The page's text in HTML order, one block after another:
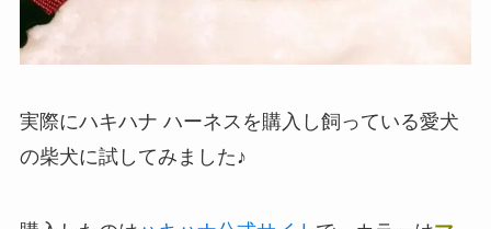
実際にハキハナ ハーネスを購入し飼っている愛犬
の柴犬に試してみました♪